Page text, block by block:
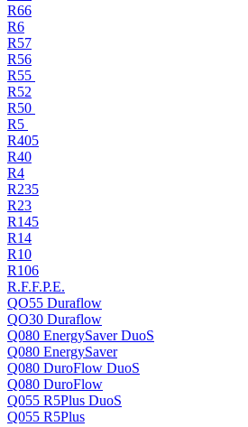
R66
R6
R57
R56
R55
R52
R50
R5
R405
R40
R4
R235
R23
R145
R14
R10
R106
R.F.F.P.E.
QO55 Duraflow
QO30 Duraflow
Q080 EnergySaver DuoS
Q080 EnergySaver
Q080 DuroFlow DuoS
Q080 DuroFlow
Q055 R5Plus DuoS
Q055 R5Plus